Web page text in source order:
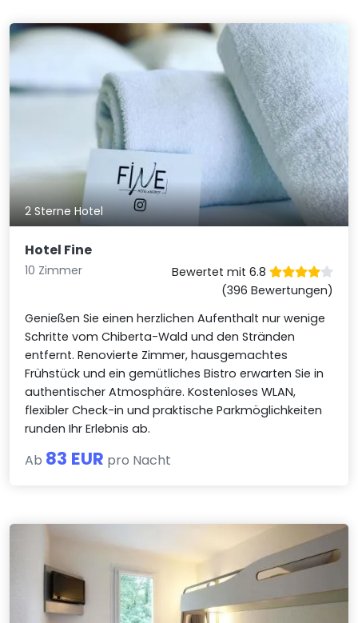
2 Sterne Hotel
Hotel Fine
10 Zimmer
Bewertet mit 6.8
(396 Bewertungen)
Genießen Sie einen herzlichen Aufenthalt nur wenige
Schritte vom Chiberta-Wald und den Stränden
entfernt. Renovierte Zimmer, hausgemachtes
Frühstück und ein gemütliches Bistro erwarten Sie in
authentischer Atmosphäre. Kostenloses WLAN,
flexibler Check-in und praktische Parkmöglichkeiten
runden Ihr Erlebnis ab.
Ab 83 EUR pro Nacht